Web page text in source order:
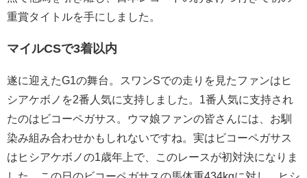
重賞タイトルを手にしました。
マイルCSで3着以内
遂に迎えたG1の舞台。スワンSでの走りを見たファンはヒ
シアケボノを2番人気に支持しました。1番人気に支持され
たのはビコーペガサス。ウマ娘ファンの皆さんには、お馴
染み組み合わせかもしれないですね。実はビコーペガサス
はヒシアケボノの1歳年上で、このレースが初対決になりま